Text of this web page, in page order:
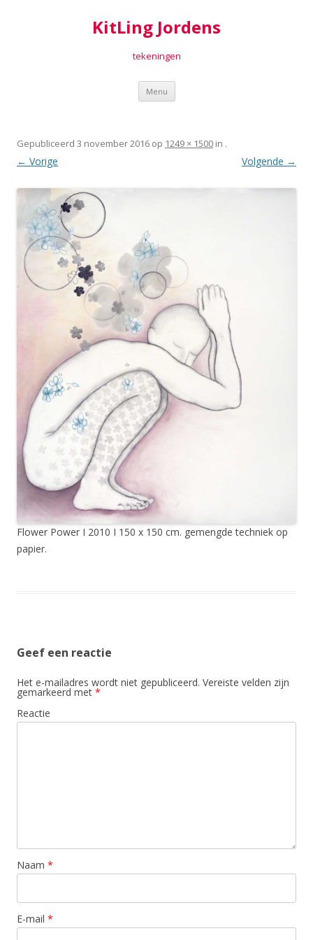
KitLing Jordens
tekeningen
Menu Spring
inhoud
Gepubliceerd 3 november 2016 op 1249 × 1500 in .
← Vorige Volgende →
Flower Power I 2010 I 150 x 150 cm. gemengde techniek op
papier.
Geef een reactie
Het e-mailadres wordt niet gepubliceerd. Vereiste velden zijn
gemarkeerd met *
Reactie
Naam *
E-mail *